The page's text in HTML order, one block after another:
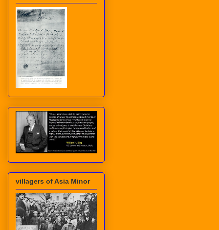
villagers of Asia Minor